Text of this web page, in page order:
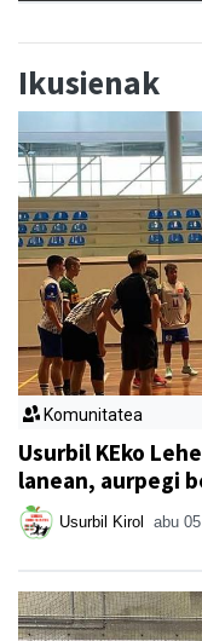
Ikusienak
Komunitatea
Usurbil KEko
lanean, aurpegi
Usurbil Kirol abu 05